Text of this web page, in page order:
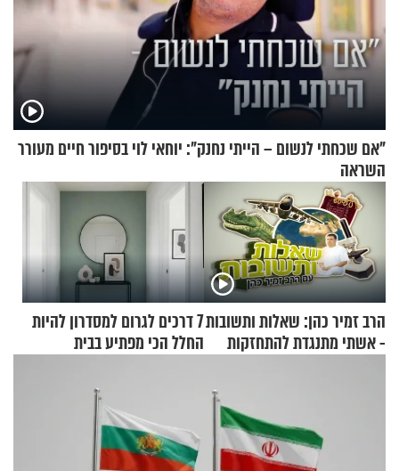
"אם שכחתי לנשום – הייתי נחנק": יוחאי לוי בסיפור חיים מעורר
השראה
הרב זמיר כהן: שאלות ותשובות
- אשתי מתנגדת להתחזקות
7 דרכים לגרום למסדרון להיות
החלל הכי מפתיע בבית